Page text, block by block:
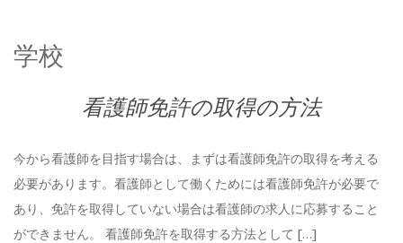
学校
看護師免許の取得の方法
今から看護師を目指す場合は、まずは看護師免許の取得を考える
必要があります。看護師として働くためには看護師免許が必要で
あり、免許を取得していない場合は看護師の求人に応募すること
ができません。 看護師免許を取得する方法として […]